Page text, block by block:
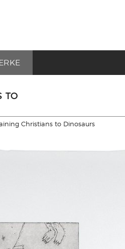
TO
Christians to Dinosaurs